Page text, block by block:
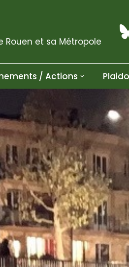
Rouen et sa Métropole
/ Actions